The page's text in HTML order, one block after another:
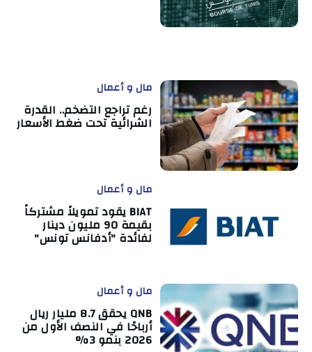
مال و أعمال
رغم تراجع التضخم.. القدرة
الشرائية تحت ضغط الأسعار
مال و أعمال
BIAT يقود تمويلاً مشتركاً
بقيمة 90 مليون دينار
لفائدة "أدفانس تونس"
مال و أعمال
QNB يحقق 8.7 مليار ريال
أرباحًا في النصف الأول من
2026 بنمو 3%